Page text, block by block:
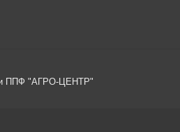
ППФ "АГРО-ЦЕНТР"